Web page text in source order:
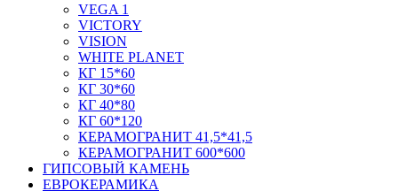
VEGA 1
VICTORY
VISION
WHITE PLANET
КГ 15*60
КГ 30*60
КГ 40*80
КГ 60*120
КЕРАМОГРАНИТ 41,5*41,5
КЕРАМОГРАНИТ 600*600
ГИПСОВЫЙ КАМЕНЬ
ЕВРОКЕРАМИКА